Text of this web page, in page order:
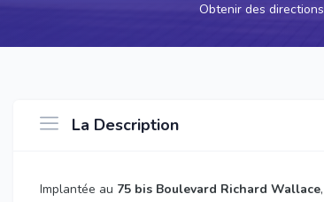
Obtenir des directions
La Description
Implantée au 75 bis Boulevard Richard Wallace,